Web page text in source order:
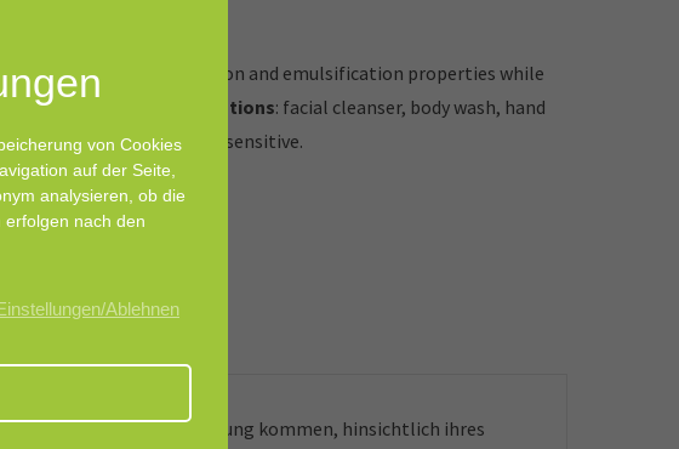
cleansing, solubilization and emulsification properties while
Typical applications: facial cleanser, body wash, hand
& scalp targets:normal, sensitive.
Schleimhaut in Berührung kommen, hinsichtlich ihres
von Cookies
auf der Seite,
analysieren, ob die
erfolgen nach den
Ablehnen